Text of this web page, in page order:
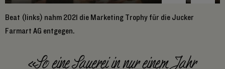
Beat (links) nahm 2021 die Marketing Trophy für die Jucker
Farmart AG entgegen.
«So eine Sauerei in nur einem Jahr